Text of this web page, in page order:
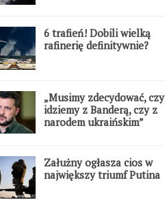
6 trafień! Dobili wielką
rafinerię definitywnie?
„Musimy zdecydować, czy
idziemy z Banderą, czy z
narodem ukraińskim”
Załużny ogłasza cios w
największy triumf Putina